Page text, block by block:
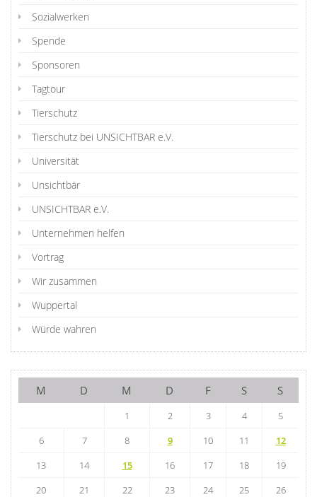
Sozialwerken
Spende
Sponsoren
Tagtour
Tierschutz
Tierschutz bei UNSICHTBAR e.V.
Universität
Unsichtbär
UNSICHTBAR e.V.
Unternehmen helfen
Vortrag
Wir zusammen
Wuppertal
Würde wahren
M D M D F S S
1 2 3 4
5
6
7 8 9 10 11
12
13
14 15 16 17 18
19
20
21 22 23 24 25
26